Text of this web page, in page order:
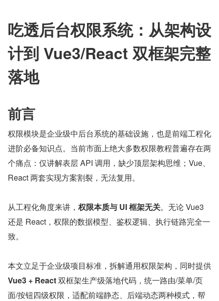
吃透后台权限系统：从架构设
计到 Vue3/React 双框架完整
落地
前言
权限模块是企业级中后台系统的基础设施，也是前端工程化
进阶必备知识点。当前市面上绝大多数权限教程普遍存在两
个痛点：仅讲解表层 API 调用，缺少顶层架构思维；Vue、
React 两套实现方案割裂，无法复用。
从工程化角度来讲， 权限本质与 UI 框架无关。无论 Vue3
还是 React，权限的数据模型、鉴权逻辑、执行链路完全一
致。
Vue3 + React 双框架生产级落地代码，统一路由/菜单/页
面/按钮四级权限，适配前端静态、后端动态两种模式，帮